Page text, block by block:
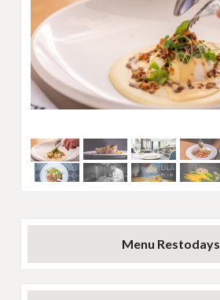
Menu Restodays